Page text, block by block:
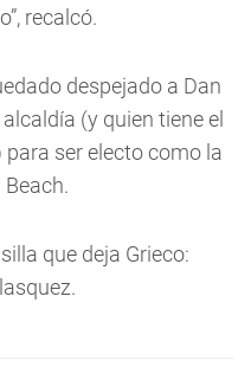
recalcó.
despejado a Dan
(y quien tiene el
para ser electo como la
que deja Grieco: